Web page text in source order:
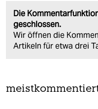
Die
geschlossen.
Wir öffnen die
Artikeln für etwa drei